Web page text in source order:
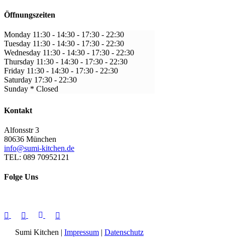
Öffnungszeiten
Monday 11:30 - 14:30 - 17:30 - 22:30
Tuesday 11:30 - 14:30 - 17:30 - 22:30
Wednesday 11:30 - 14:30 - 17:30 - 22:30
Thursday 11:30 - 14:30 - 17:30 - 22:30
Friday 11:30 - 14:30 - 17:30 - 22:30
Saturday 17:30 - 22:30
Sunday * Closed
Kontakt
Alfonsstr 3
80636 München
info@sumi-kitchen.de
TEL: 089 70952121
Folge Uns
Sumi Kitchen | Impressum | Datenschutz